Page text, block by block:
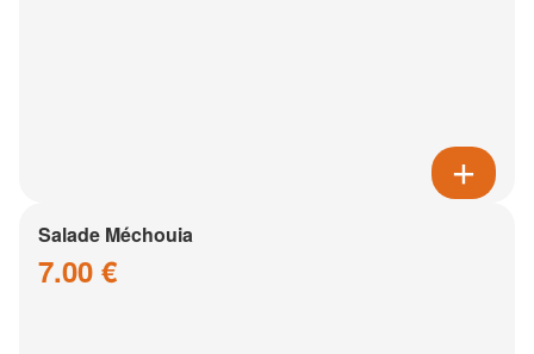
Salade Méchouia
7.00 €